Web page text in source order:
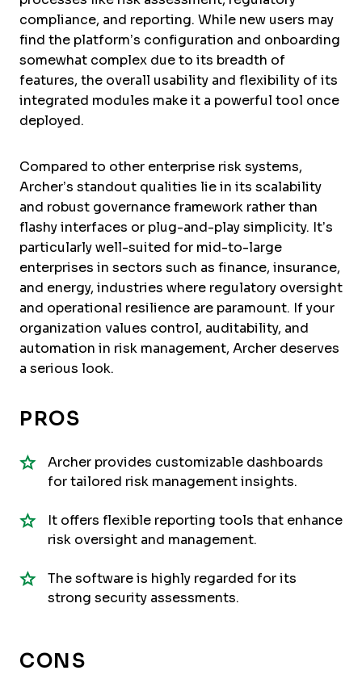
compliance, and reporting. While new users may
find the platform’s configuration and onboarding
somewhat complex due to its breadth of
features, the overall usability and flexibility of its
integrated modules make it a powerful tool once
deployed.
Compared to other enterprise risk systems,
Archer’s standout qualities lie in its scalability
and robust governance framework rather than
flashy interfaces or plug-and-play simplicity. It’s
particularly well-suited for mid-to-large
enterprises in sectors such as finance, insurance,
and energy, industries where regulatory oversight
and operational resilience are paramount. If your
organization values control, auditability, and
automation in risk management, Archer deserves
a serious look.
PROS
Archer provides customizable dashboards
for tailored risk management insights.
It offers flexible reporting tools that enhance
risk oversight and management.
The software is highly regarded for its
strong security assessments.
CONS